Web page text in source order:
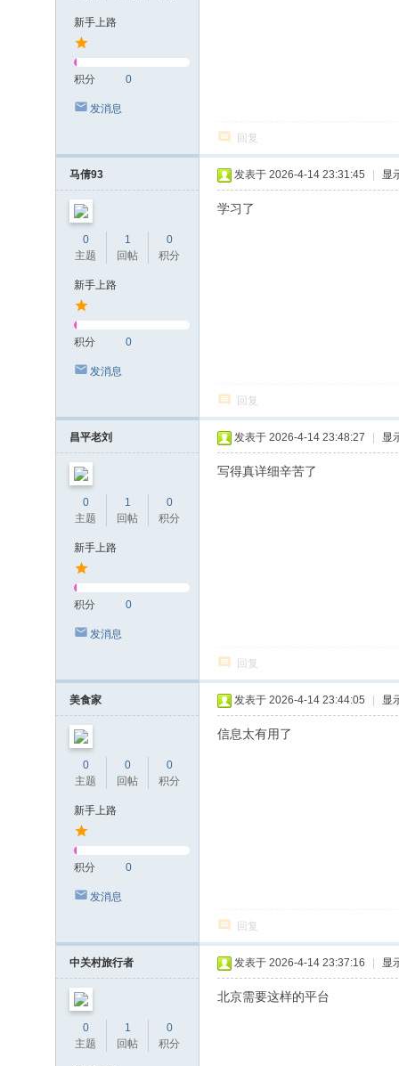
新手上路
积分 0
发消息
回复
马倩93
0
主题
1
回帖
0
积分
新手上路
积分 0
发消息
发表于 2026-4-14 23:31:45 显
学习了
回复
昌平老刘
0
主题
1
回帖
0
积分
新手上路
积分 0
发消息
发表于 2026-4-14 23:48:27 显
写得真详细辛苦了
回复
美食家
0
主题
0
回帖
0
积分
新手上路
积分 0
发消息
发表于 2026-4-14 23:44:05 显
信息太有用了
回复
中关村旅行者
0
主题
1
回帖
0
积分
发表于 2026-4-14 23:37:16 显
北京需要这样的平台